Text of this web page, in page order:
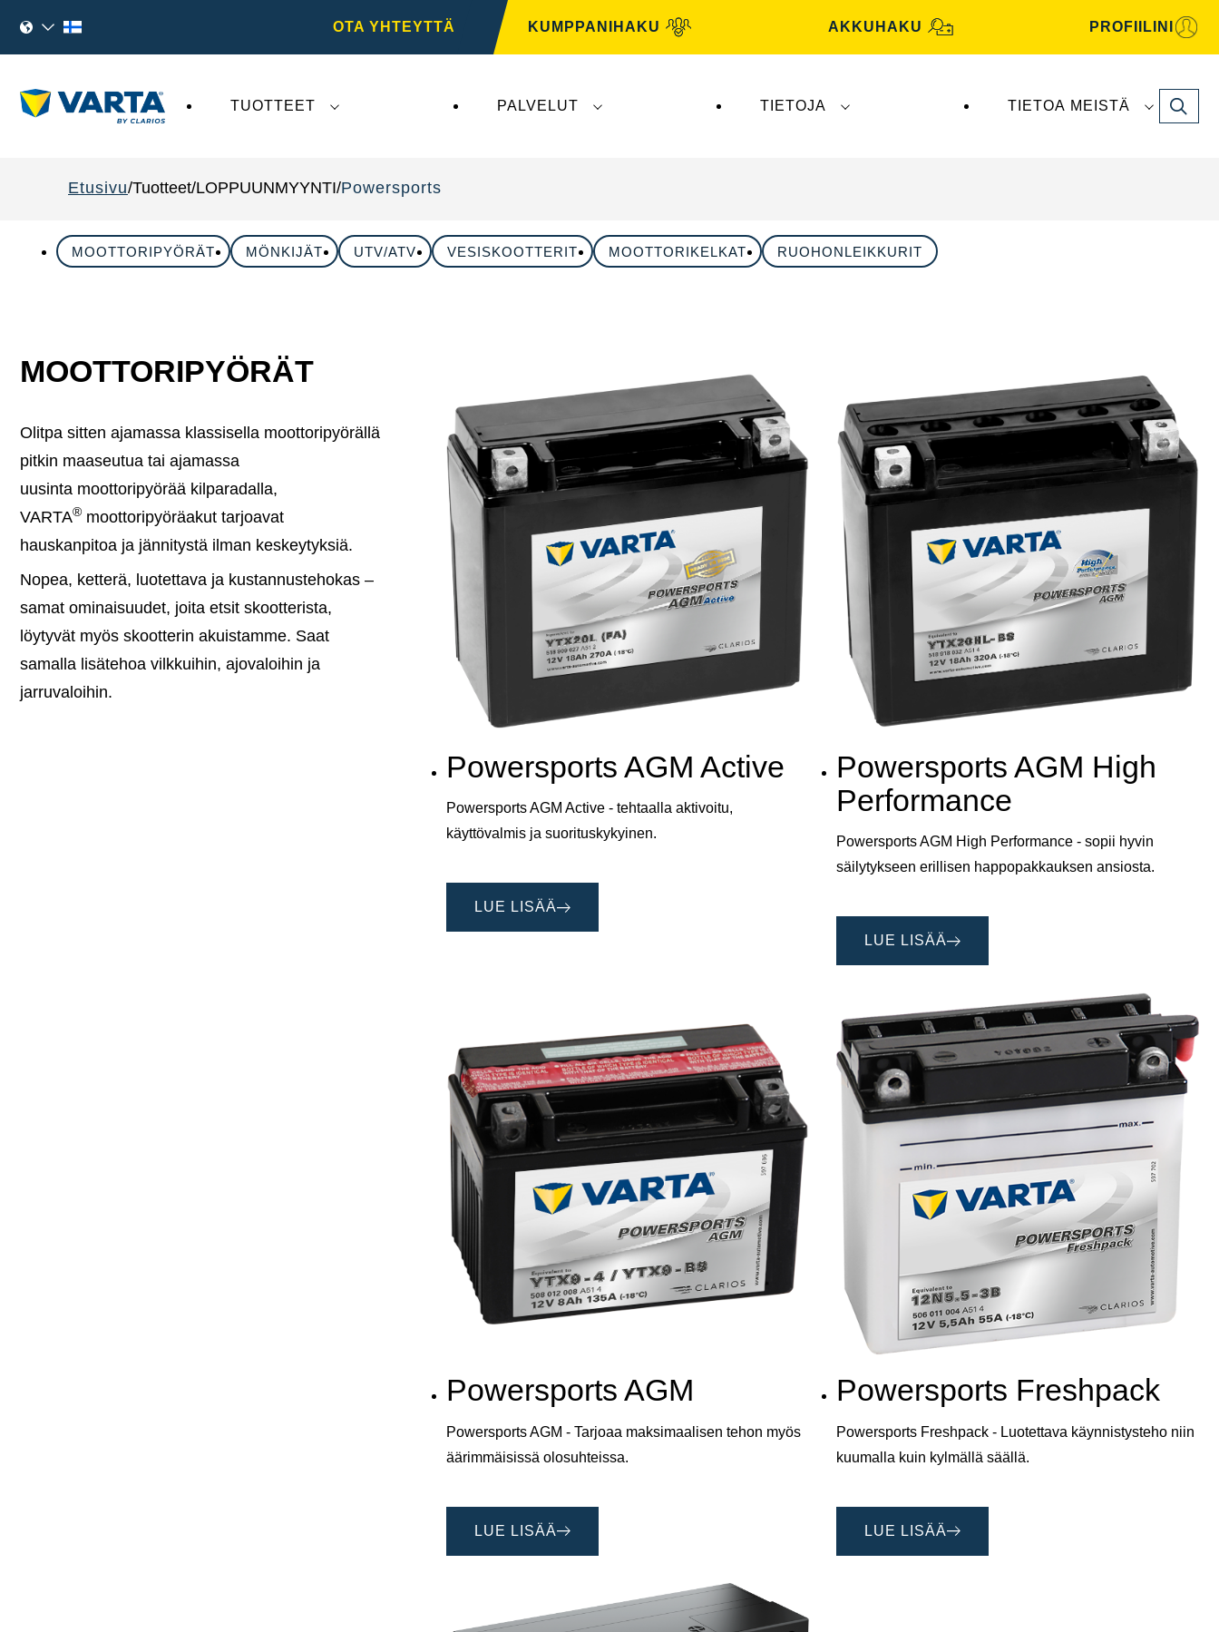
OTA YHTEYTTÄ KUMPPANIHAKU AKKUHAKU PROFIILINI
TUOTTEET PALVELUT TIETOJA TIETOA MEISTÄ Search
Etusivu Tuotteet LOPPUUNMYYNTI Powersports
MOOTTORIPYÖRÄT MÖNKIJÄT UTV/ATV VESISKOOTTERIT MOOTTORIKELKAT RUOHONLEIKKURIT
MOOTTORIPYÖRÄT
Olitpa sitten ajamassa klassisella moottoripyörällä
pitkin maaseutua tai ajamassa
uusinta moottoripyörää kilparadalla,
VARTA® moottoripyöräakut tarjoavat
hauskanpitoa ja jännitystä ilman keskeytyksiä.
Nopea, ketterä, luotettava ja kustannustehokas –
samat ominaisuudet, joita etsit skootterista,
löytyvät myös skootterin akuistamme. Saat
samalla lisätehoa vilkkuihin, ajovaloihin ja
jarruvaloihin.
Powersports AGM Active
Powersports AGM Active - tehtaalla aktivoitu,
käyttövalmis ja suorituskykyinen.
LUE LISÄÄ
Powersports AGM High
Performance
Powersports AGM High Performance - sopii hyvin
säilytykseen erillisen happopakkauksen ansiosta.
LUE LISÄÄ
Powersports AGM
Powersports AGM - Tarjoaa maksimaalisen tehon myös
äärimmäisissä olosuhteissa.
LUE LISÄÄ
Powersports Freshpack
Powersports Freshpack - Luotettava käynnistysteho niin
kuumalla kuin kylmällä säällä.
LUE LISÄÄ